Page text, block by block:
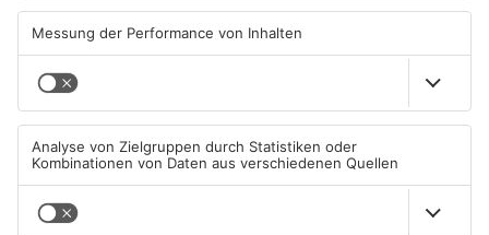
AB: Sperrmüllpresse brennt
auf Recyclinghof
01.08.2026, 14:33 UHR IN
ASCHAFFENBURG
01.08.2026, 08:28 UHR IN
ASCHAFFENBURG